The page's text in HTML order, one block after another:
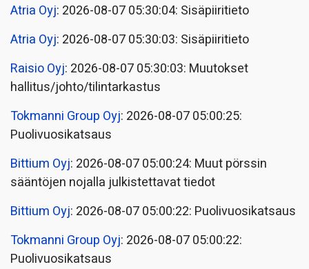
Atria Oyj: 2026-08-07 05:30:04: Sisäpiiritieto
Atria Oyj: 2026-08-07 05:30:03: Sisäpiiritieto
Raisio Oyj: 2026-08-07 05:30:03: Muutokset
hallitus/johto/tilintarkastus
Tokmanni Group Oyj: 2026-08-07 05:00:25:
Puolivuosikatsaus
Bittium Oyj: 2026-08-07 05:00:24: Muut pörssin
sääntöjen nojalla julkistettavat tiedot
Bittium Oyj: 2026-08-07 05:00:22: Puolivuosikatsaus
Tokmanni Group Oyj: 2026-08-07 05:00:22:
Puolivuosikatsaus